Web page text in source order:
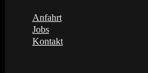
Anfahrt
Jobs
Kontakt